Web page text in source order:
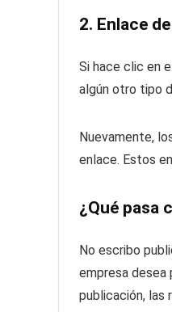
2. Enlace
Si hace clic en
algún otro tipo
Nuevamente,
enlace. Estos
¿Qué pasa
No escribo
empresa desea
publicación, las